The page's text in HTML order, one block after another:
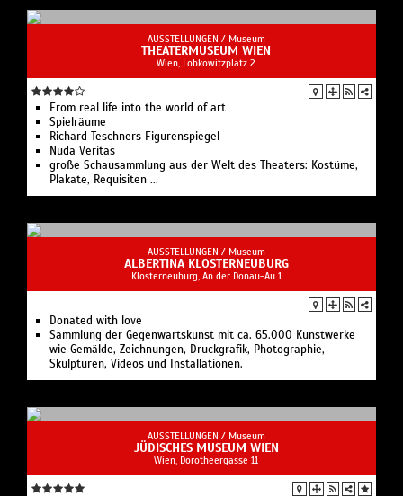
AUSSTELLUNGEN / Museum
THEATERMUSEUM WIEN
Wien, Lobkowitzplatz 2
From real life into the world of art
Spielräume
Richard Teschners Figurenspiegel
Nuda Veritas
große Schausammlung aus der Welt des Theaters: Kostüme,
Plakate, Requisiten ...
AUSSTELLUNGEN / Museum
ALBERTINA KLOSTERNEUBURG
Klosterneuburg, An der Donau-Au 1
Donated with love
Sammlung der Gegenwartskunst mit ca. 65.000 Kunstwerke
wie Gemälde, Zeichnungen, Druckgrafik, Photographie,
Skulpturen, Videos und Installationen.
AUSSTELLUNGEN / Museum
JÜDISCHES MUSEUM WIEN
Wien, Dorotheergasse 11